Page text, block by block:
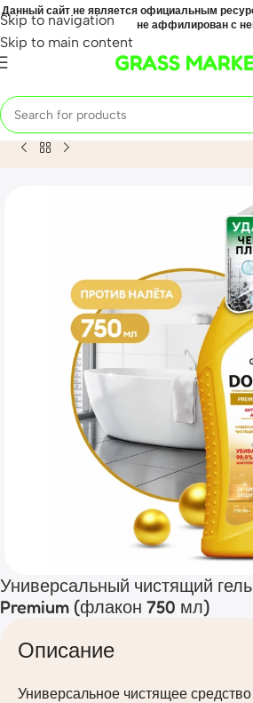
Skip to navigation
Skip to main content
Данный сайт не является официальным
не аффилирован с
GRASS
Home Mahsulot Универсальный
Универсальный чистящий
Premium (флакон 750 мл)
Описание
Универсальное чистящее